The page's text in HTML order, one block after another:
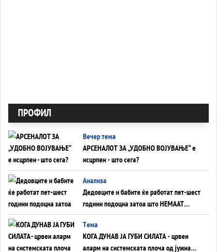
ПРОФИЛ
Вечер тема
АРСЕНАЛОТ ЗА „УДОБНО ВОЈУВАЊЕ“ е
исцрпен - што сега?
Анализа
Дедовците и бабите ќе работат пет-шест
години подоцна затоа што НЕМААТ
ВНУЦИ ДА ГИ ЗАМЕНАТ
Tема
КОГА ДУНАВ ЈА ГУБИ СИЛАТА - црвен
аларм на системската плоча од јужна